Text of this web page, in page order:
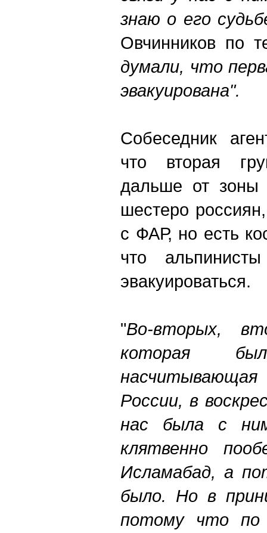
знаю о его
Овчинников по
думали, что
эвакуирована".
Собеседник
что вторая
дальше от зоны
шестеро
с ФАР, но есть
что
эвакуироваться.
"Во-вторых,
которая
России, в
нас была с
клятвенно
Исламабад, а
было. Но в
потому что